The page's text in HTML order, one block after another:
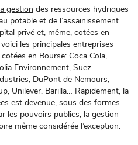
gestion des ressources hydriques
potable et de l’assainissement
privé et, même, cotées en
les principales entreprises
en Bourse: Coca Cola,
Environnement, Suez
DuPont de Nemours,
Unilever, Barilla… Rapidement, la
est devenue, sous des formes
les pouvoirs publics, la gestion
même considérée l’exception.